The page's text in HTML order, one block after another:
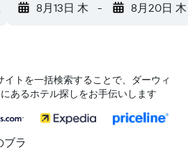
8月13日 木 - 8月20日 木
イトを一括検索することで、ダーウィ
あるホテル探しをお手伝いします
ブラ